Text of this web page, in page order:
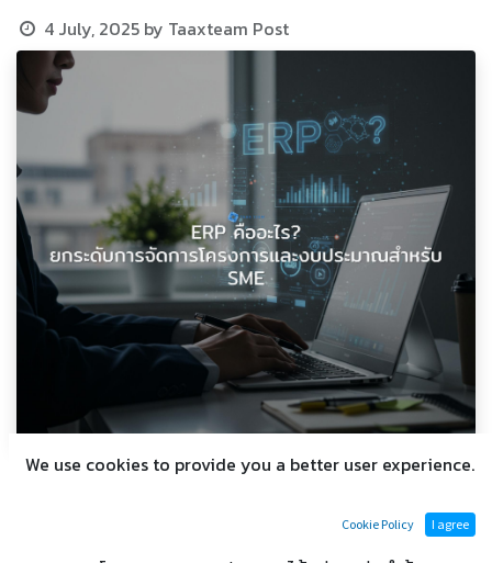
4 July, 2025 by Taaxteam Post
ERP คืออะไร? ยกระดับการจัดการ
โครงการและงบประมาณสำหรับ SME
We use cookies to provide you a better user experience.
Cookie Policy I agree